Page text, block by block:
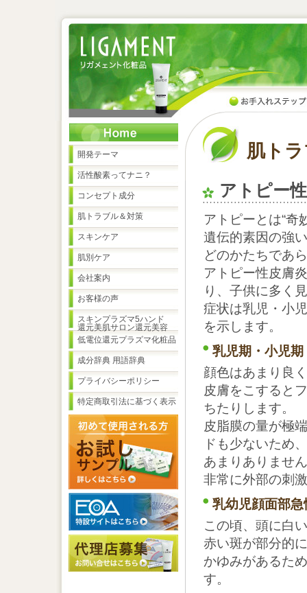
肌ト
アトピー
アトピーとは“奇
遺伝的素因の強
どのかたちであ
アトピー性皮膚
り、子供に多く
症状は乳児・小
を示します。
乳児期・小児期
顔色はあまり良
皮膚をこすると
ちたりします。
皮脂膜の量が極
ドも少ないため
あまりありませ
非常に外部の刺
乳幼児顔面部
この頃、頭に白
赤い斑が部分的
かゆみがあるた
す。
開発テーマ
活性酸素ってナニ？
コンセプト成分
肌トラブル＆対策
スキンケア
肌別ケア
会社案内
お客様の声
スキンプラズマ5ハンド
還元美肌サロン還元美容
低電位還元プラズマ化粧品
成分辞典 用語辞典
プライバシーポリシー
特定商取引法に基づく表示